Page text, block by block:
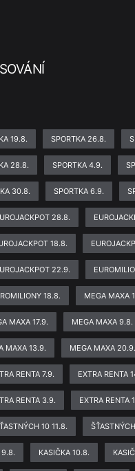
19.8. SPORTKA 26.8.
28.8. SPORTKA 4.9.
30.8. SPORTKA 6.9.
28.8.
18.8.
22.9.
18.8. MEGA MAXA
MAXA 17.9. MEGA MAXA 9.8.
MAXA 13.9. MEGA MAXA 20.9.
RENTA 7.9. EXTRA RENTA
RENTA 3.9. EXTRA RENTA
10 11.8.
9.8. KASIČKA 10.8.